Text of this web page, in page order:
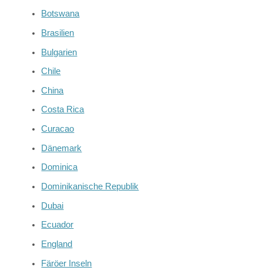
Botswana
Brasilien
Bulgarien
Chile
China
Costa Rica
Curacao
Dänemark
Dominica
Dominikanische Republik
Dubai
Ecuador
England
Färöer Inseln